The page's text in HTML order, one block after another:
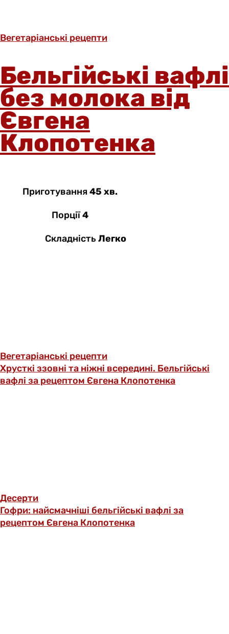
Вегетаріанські рецепти
Бельгійські вафлі
без молока від
Євгена
Клопотенка
Приготування45 хв.
Порції4
Складність Легко
Вегетаріанські рецепти
Хрусткі ззовні та ніжні всередині. Бельгійські
вафлі за рецептом Євгена Клопотенка
Десерти
Гофри: найсмачніші бельгійські вафлі за
рецептом Євгена Клопотенка